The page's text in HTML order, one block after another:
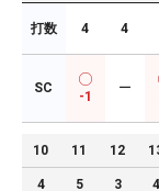
打数 4 4
SC
-1
ー
10 11 12
4 5 3 4